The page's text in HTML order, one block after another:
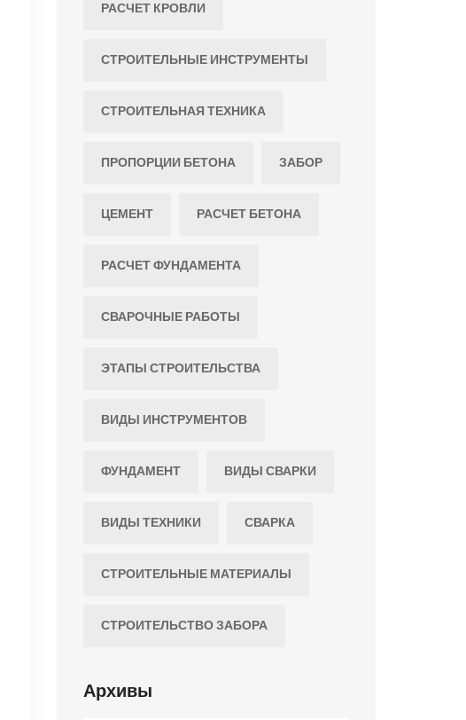
РАСЧЕТ КРОВЛИ
СТРОИТЕЛЬНЫЕ ИНСТРУМЕНТЫ
СТРОИТЕЛЬНАЯ ТЕХНИКА
ПРОПОРЦИИ БЕТОНА ЗАБОР
ЦЕМЕНТ РАСЧЕТ БЕТОНА
РАСЧЕТ ФУНДАМЕНТА
СВАРОЧНЫЕ РАБОТЫ
ЭТАПЫ СТРОИТЕЛЬСТВА
ВИДЫ ИНСТРУМЕНТОВ
ФУНДАМЕНТ ВИДЫ СВАРКИ
ВИДЫ ТЕХНИКИ СВАРКА
СТРОИТЕЛЬНЫЕ МАТЕРИАЛЫ
СТРОИТЕЛЬСТВО ЗАБОРА
Архивы